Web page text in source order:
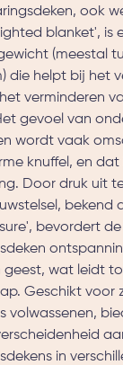
ook
blanket', is
(meestal
die helpt bij het
verminderen
gevoel van
wordt vaak
knuffel, en dat
Door druk uit
bekend
bevordert de
geest, wat leidt
Geschikt voor
volwassenen,
in